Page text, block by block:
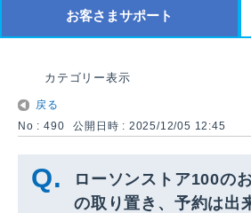
お客さまサポート
カテゴリー表示
戻る
No : 490
公開日時 : 2025/12/05 12:45
ローソンストア100の
の取り置き、予約は出